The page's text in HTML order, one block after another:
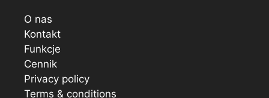
O nas
Kontakt
Funkcje
Cennik
Privacy policy
Terms & conditions